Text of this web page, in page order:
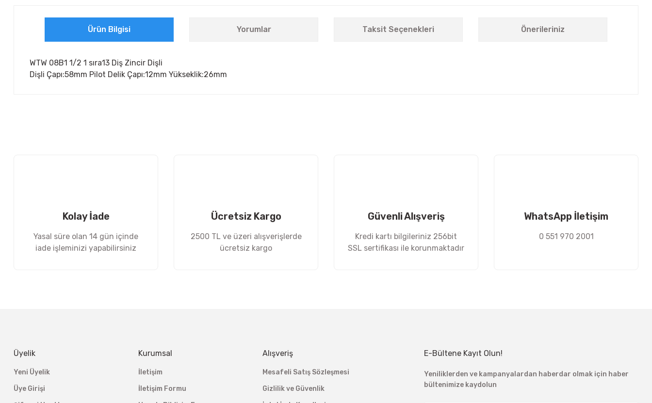
Ürün Bilgisi Yorumlar Taksit Seçenekleri Önerileriniz
WTW 08B1 1/2 1 sıra13 Diş Zincir Dişli
Dişli Çapı:58mm Pilot Delik Çapı:12mm Yükseklik:26mm
Kolay İade
Yasal süre olan 14 gün içinde
iade işleminizi yapabilirsiniz
Ücretsiz Kargo
2500 TL ve üzeri alışverişlerde
ücretsiz kargo
Güvenli Alışveriş
Kredi kartı bilgileriniz 256bit
SSL sertifikası ile korunmaktadır
WhatsApp İletişim
0 551 970 2001
Üyelik
Yeni Üyelik
Üye Girişi
Kurumsal
İletişim
İletişim Formu
Alışveriş
Mesafeli Satış Sözleşmesi
Gizlilik ve Güvenlik
E-Bültene Kayıt Olun!
Yeniliklerden ve kampanyalardan haberdar olmak için haber
bültenimize kaydolun